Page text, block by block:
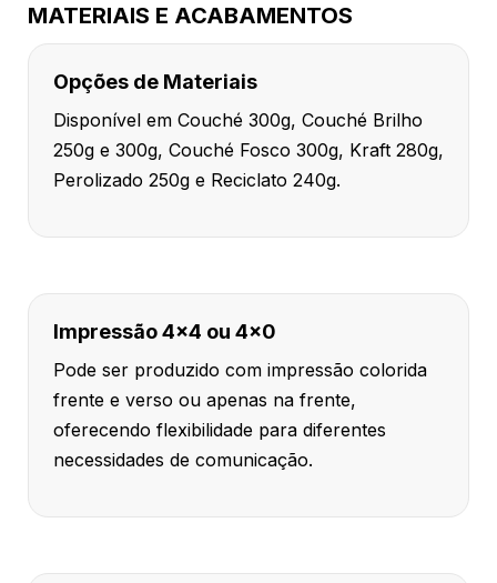
MATERIAIS E ACABAMENTOS
Opções de Materiais
Disponível em Couché 300g, Couché Brilho
250g e 300g, Couché Fosco 300g, Kraft 280g,
Perolizado 250g e Reciclato 240g.
Impressão 4x4 ou 4x0
Pode ser produzido com impressão colorida
frente e verso ou apenas na frente,
oferecendo flexibilidade para diferentes
necessidades de comunicação.